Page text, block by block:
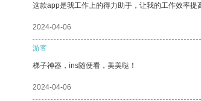
这款app是我工作上的得力助手，让我的工作效率提
2024-04-06
游客
梯子神器，ins随便看，美美哒！
2024-04-06